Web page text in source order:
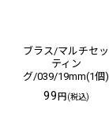
ブラス/マルチセッ
ティン
グ/039/19mm(1個)
99 円 (税込)